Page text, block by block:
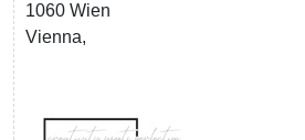
1060 Wien
Vienna,